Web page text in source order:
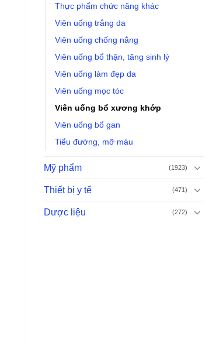
Thực phẩm chức năng khác
Viên uống trắng da
Viên uống chống nắng
Viên uống bổ thận, tăng sinh lý
Viên uống làm đẹp da
Viên uống mọc tóc
Viên uống bổ xương khớp
Viên uống bổ gan
Tiểu đường, mỡ máu
Mỹ phẩm (1923)
Thiết bị y tế (471)
Dược liệu (272)